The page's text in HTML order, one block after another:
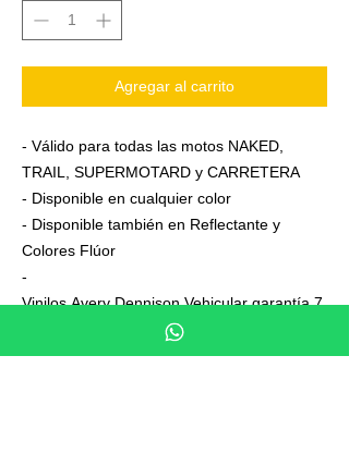
Agregar al carrito
- Válido para todas las motos NAKED,
TRAIL, SUPERMOTARD y CARRETERA
- Disponible en cualquier color
- Disponible también en Reflectante y
Colores Flúor
-
Vinilos Avery Dennison Vehicular garantía 7
- Junto a su pedido se adjuntan unas